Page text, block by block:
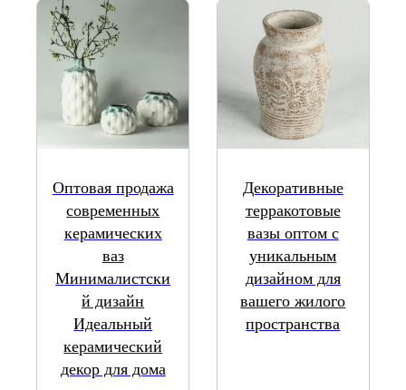
Оптовая продажа
современных
керамических
ваз
Минималистски
й дизайн
Идеальный
керамический
декор для дома
Декоративные
терракотовые
вазы оптом с
уникальным
дизайном для
вашего жилого
пространства